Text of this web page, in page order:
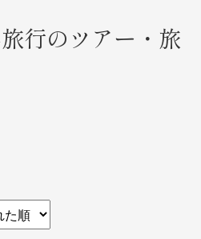
行のツアー・旅